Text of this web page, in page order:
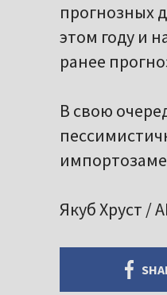
прогнозных
этом году и
ранее
В свою
Якуб Хруст /